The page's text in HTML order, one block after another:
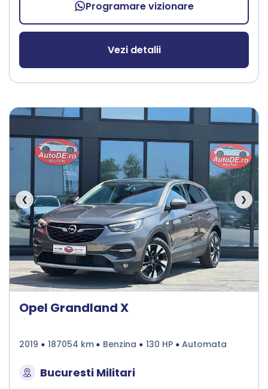
Programare vizionare
Vezi detalii
❮ ❯
Opel Grandland X
2019 187054 km Benzina 130 HP Automata
Bucuresti Militari